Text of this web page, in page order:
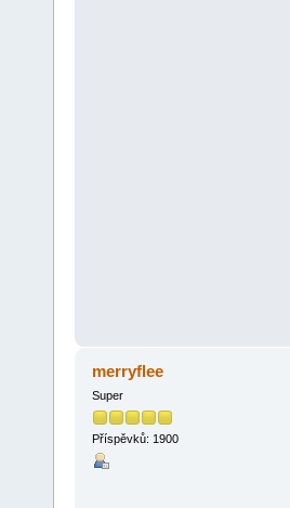
merryflee
Super
Příspěvků: 1900